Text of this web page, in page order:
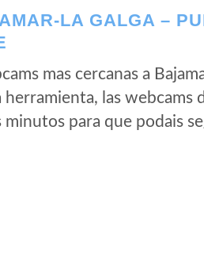
LA GALGA –
mas cercanas a
las webcams
minutos para que podais